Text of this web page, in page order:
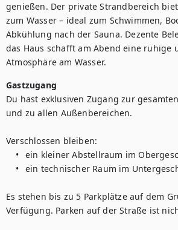
genießen. Der private Strandbereich
zum Wasser – ideal zum Schwimmen,
Abkühlung nach der Sauna. Dezente
das Haus schafft am Abend eine ruhige
Atmosphäre am Wasser.
Gastzugang
Du hast exklusiven Zugang zur
und zu allen Außenbereichen.
Verschlossen bleiben:
Es stehen bis zu 5 Parkplätze auf dem
Verfügung. Parken auf der Straße ist